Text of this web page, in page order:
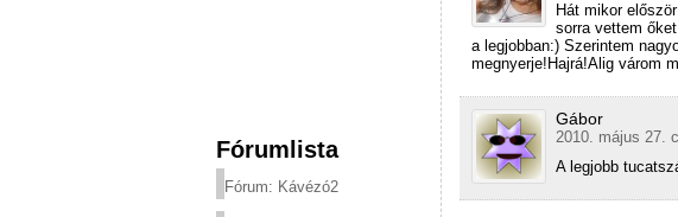
Fórumlista
Fórum: Kávézó2
Hát mikor
sorra vettem
a legjobban:) Szerintem
megnyerje!Hajrá!Alig várom
Gábor
2010. május 27.
A legjobb